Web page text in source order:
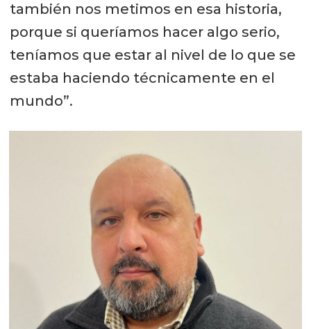
también nos metimos en esa historia,
porque si queríamos hacer algo serio,
teníamos que estar al nivel de lo que se
estaba haciendo técnicamente en el
mundo”.